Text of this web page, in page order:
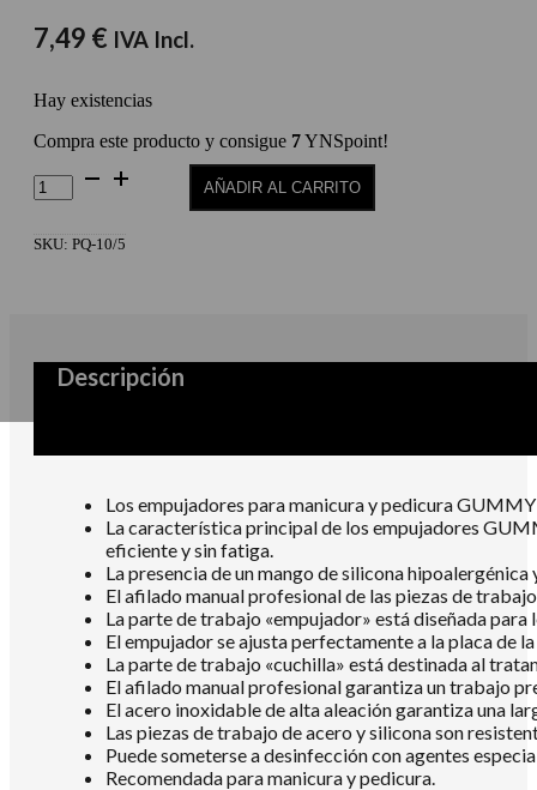
7,49 € IVA Incl.
Hay existencias
Compra este producto y consigue 7YNSpoint!
Empujador
Para
Con
10
TYPE
AÑADIR AL CARRITO
SKU: PQ-10/5
Descripción
Los empujadores para manicura y pedicura
La característica principal de los empujadores
eficiente y sin fatiga.
La presencia de un mango de silicona
El afilado manual profesional de las piezas de
La parte de trabajo «empujador» está diseñada
El empujador se ajusta perfectamente a la placa de
La parte de trabajo «cuchilla» está destinada al
El afilado manual profesional garantiza un trabajo
El acero inoxidable de alta aleación garantiza una
Las piezas de trabajo de acero y silicona son
Puede someterse a desinfección con agentes
Recomendada para manicura y pedicura.